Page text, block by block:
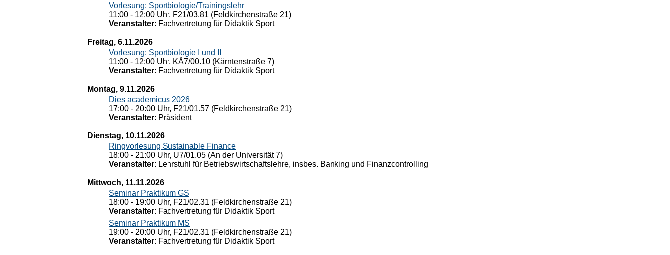
Vorlesung: Sportbiologie/Trainingslehr
11:00 - 12:00 Uhr, F21/03.81 (Feldkirchenstraße 21)
Veranstalter: Fachvertretung für Didaktik Sport
Freitag, 6.11.2026
Vorlesung: Sportbiologie I und II
11:00 - 12:00 Uhr, KÄ7/00.10 (Kärntenstraße 7)
Veranstalter: Fachvertretung für Didaktik Sport
Montag, 9.11.2026
Dies academicus 2026
17:00 - 20:00 Uhr, F21/01.57 (Feldkirchenstraße 21)
Veranstalter: Präsident
Dienstag, 10.11.2026
Ringvorlesung Sustainable Finance
18:00 - 21:00 Uhr, U7/01.05 (An der Universität 7)
Veranstalter: Lehrstuhl für Betriebswirtschaftslehre, insbes. Banking und Finanzcontrolling
Mittwoch, 11.11.2026
Seminar Praktikum GS
18:00 - 19:00 Uhr, F21/02.31 (Feldkirchenstraße 21)
Veranstalter: Fachvertretung für Didaktik Sport
Seminar Praktikum MS
19:00 - 20:00 Uhr, F21/02.31 (Feldkirchenstraße 21)
Veranstalter: Fachvertretung für Didaktik Sport